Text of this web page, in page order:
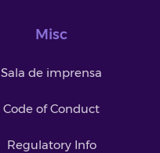
Misc
Sala de imprensa
Code of Conduct
Regulatory Info